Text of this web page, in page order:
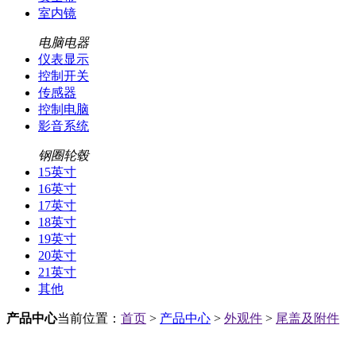
室内镜
电脑电器
仪表显示
控制开关
传感器
控制电脑
影音系统
钢圈轮毂
15英寸
16英寸
17英寸
18英寸
19英寸
20英寸
21英寸
其他
产品中心当前位置： 首页 > 产品中心 > 外观件 > 尾盖及附件